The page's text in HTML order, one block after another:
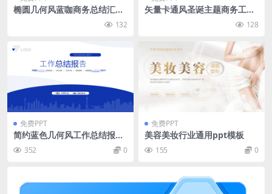
椭圆几何风蓝咖商务总结汇报
132
矢量卡通风圣诞主题商务工作
128
免费PPT
简约蓝色几何风工作总结报告
商务通用ppt模板免费下载
352 0
免费PPT
美容美妆行业通用ppt模板
155 0